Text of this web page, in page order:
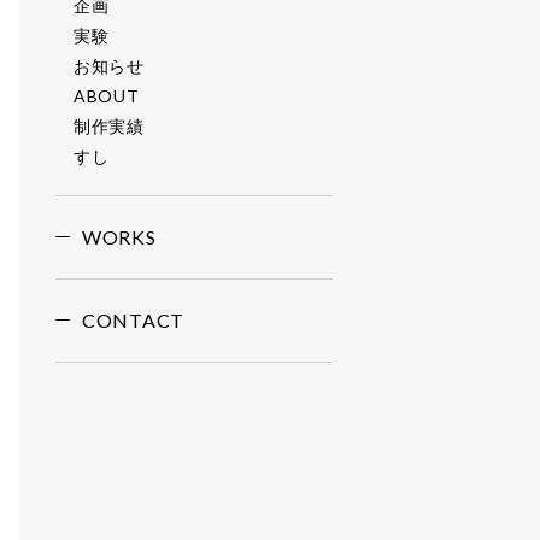
企画
実験
お知らせ
ABOUT
制作実績
すし
WORKS
CONTACT